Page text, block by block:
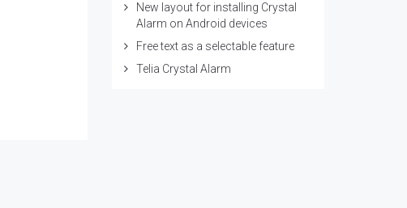
New layout for installing Crystal
Alarm on Android devices
Free text as a selectable feature
Telia Crystal Alarm